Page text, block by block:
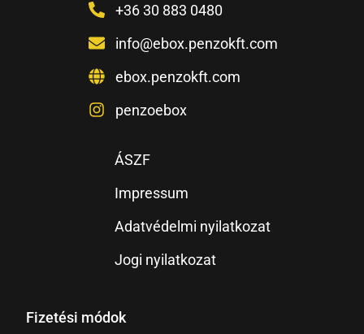
+36 30 883 0480
info@ebox.penzokft.com
ebox.penzokft.com
penzoebox
ÁSZF
Impressum
Adatvédelmi nyilatkozat
Jogi nyilatkozat
Fizetési módok